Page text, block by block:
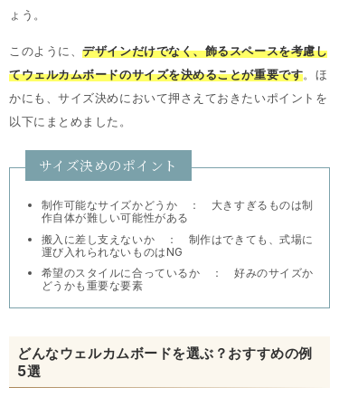
ょう。
このように、デザインだけでなく、飾るスペースを考慮し
てウェルカムボードのサイズを決めることが重要です。ほ
かにも、サイズ決めにおいて押さえておきたいポイントを
以下にまとめました。
サイズ決めのポイント
制作可能なサイズかどうか ： 大きすぎるものは制
作自体が難しい可能性がある
搬入に差し支えないか ： 制作はできても、式場に
運び入れられないものはNG
希望のスタイルに合っているか ： 好みのサイズか
どうかも重要な要素
どんなウェルカムボードを選ぶ？おすすめの例
5選